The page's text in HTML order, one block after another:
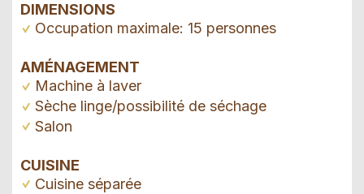
DIMENSIONS
Occupation maximale: 15 personnes
AMÉNAGEMENT
Machine à laver
Sèche linge/possibilité de séchage
Salon
CUISINE
Cuisine séparée